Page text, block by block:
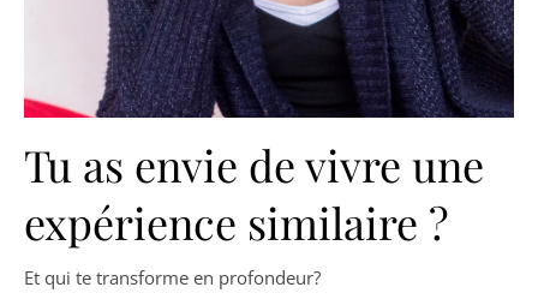
Tu as envie de vivre une
expérience similaire ?
Et qui te transforme en profondeur?